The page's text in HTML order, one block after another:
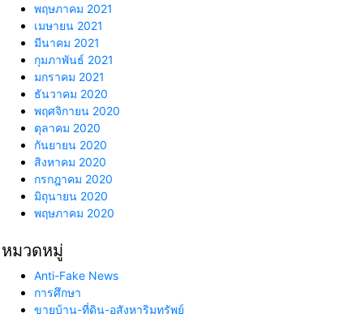
พฤษภาคม 2021
เมษายน 2021
มีนาคม 2021
กุมภาพันธ์ 2021
มกราคม 2021
ธันวาคม 2020
พฤศจิกายน 2020
ตุลาคม 2020
กันยายน 2020
สิงหาคม 2020
กรกฎาคม 2020
มิถุนายน 2020
พฤษภาคม 2020
หมวดหมู่
Anti-Fake News
การศึกษา
ขายบ้าน-ที่ดิน-อสังหาริมทรัพย์